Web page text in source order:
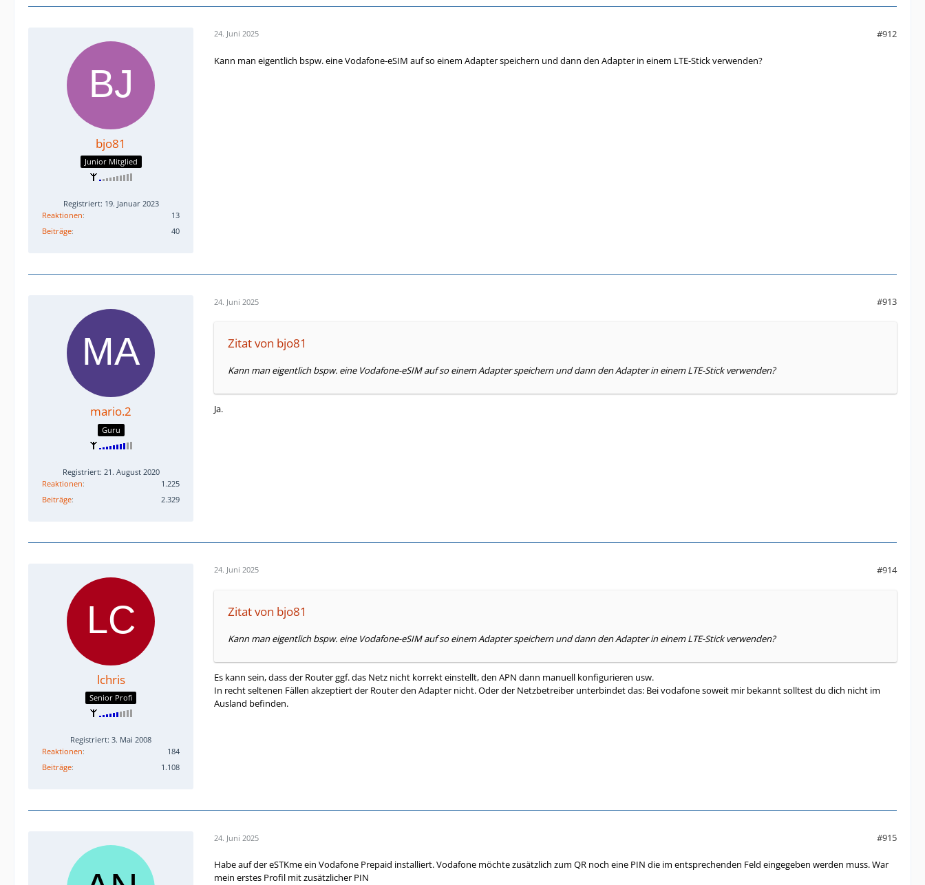
bjo81
Junior Mitglied
Registriert: 19. Januar 2023
Reaktionen
13
Beiträge
40
24. Juni 2025 #912
Kann man eigentlich bspw. eine Vodafone-eSIM auf so einem Adapter speichern und dann den Adapter in einem LTE-Stick verwenden?
mario.2
Guru
Registriert: 21. August 2020
Reaktionen
1.225
Beiträge
2.329
24. Juni 2025 #913
Zitat von bjo81
Kann man eigentlich bspw. eine Vodafone-eSIM auf so einem Adapter speichern und dann den Adapter in einem LTE-Stick verwenden?
Ja.
lchris
Senior Profi
Registriert: 3. Mai 2008
Reaktionen
184
Beiträge
1.108
24. Juni 2025 #914
Zitat von bjo81
Kann man eigentlich bspw. eine Vodafone-eSIM auf so einem Adapter speichern und dann den Adapter in einem LTE-Stick verwenden?
Es kann sein, dass der Router ggf. das Netz nicht korrekt einstellt, den APN dann manuell konfigurieren usw.
In recht seltenen Fällen akzeptiert der Router den Adapter nicht. Oder der Netzbetreiber unterbindet das: Bei vodafone soweit mir bekannt solltest du dich nicht im
Ausland befinden.
24. Juni 2025 #915
Habe auf der eSTKme ein Vodafone Prepaid installiert. Vodafone möchte zusätzlich zum QR noch eine PIN die im entsprechenden Feld eingegeben werden muss. War
mein erstes Profil mit zusätzlicher PIN